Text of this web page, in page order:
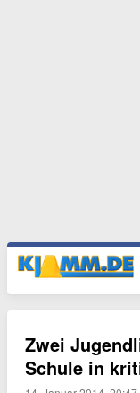
Zwei
Schule in